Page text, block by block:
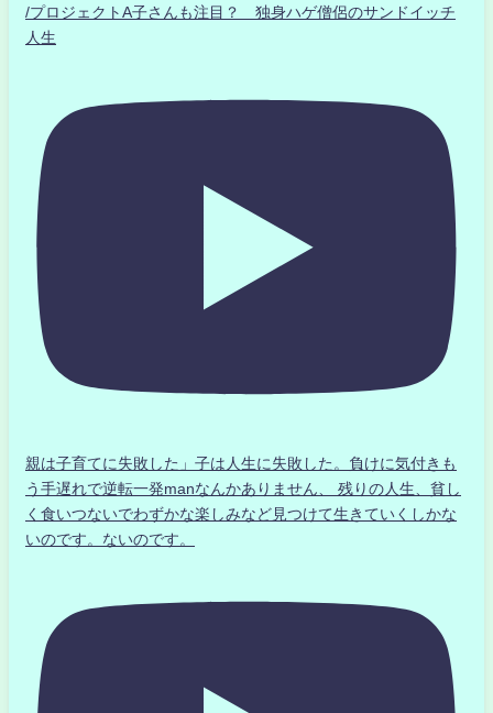
/プロジェクトA子さんも注目？ 独身ハゲ僧侶のサンドイッチ
人生
親は子育てに失敗した」子は人生に失敗した。負けに気付きも
う手遅れで逆転一発manなんかありません、 残りの人生、貧し
く食いつないでわずかな楽しみなど見つけて生きていくしかな
いのです。ないのです。